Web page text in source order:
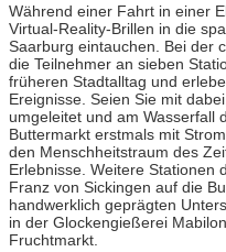
Während einer Fahrt in einer
Virtual-Reality-Brillen in die
Saarburg eintauchen. Bei der
die Teilnehmer an sieben
früheren Stadtalltag und
Ereignisse. Seien Sie mit
umgeleitet und am Wasserfall
Buttermarkt erstmals mit
den Menschheitstraum des
Erlebnisse. Weitere Stationen
Franz von Sickingen auf die
handwerklich geprägten
in der Glockengießerei
Fruchtmarkt.